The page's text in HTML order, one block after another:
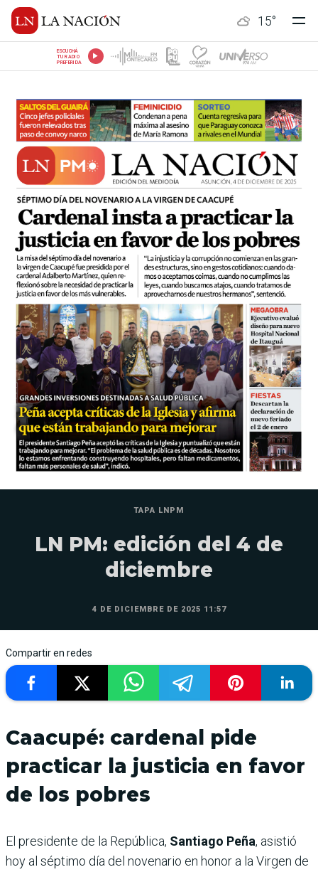
15°
ESCUCHÁ
TU RADIO
PREFERIDA
TAPA LNPM
LN PM: edición del 4 de
diciembre
4 DE DICIEMBRE DE 2025 11:57
Compartir en redes
Caacupé: cardenal pide
practicar la justicia en favor
de los pobres
El presidente de la República, Santiago Peña, asistió
hoy al séptimo día del novenario en honor a la Virgen de